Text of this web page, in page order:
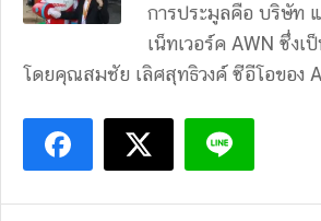
การประมูลคือ บริษัท
เน็ทเวอร์ค AWN ซึ่งเ
โดยคุณสมชัย เลิศสุทธิวงค์ ซีอีโอของ